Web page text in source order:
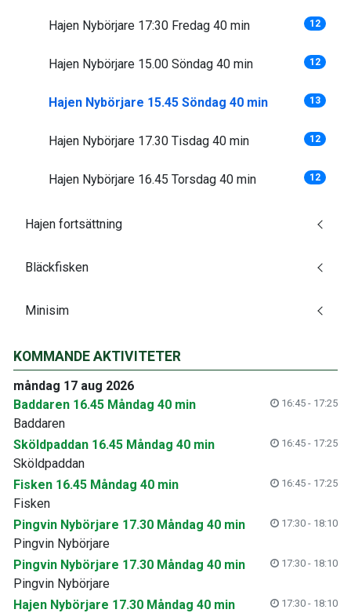
Hajen Nybörjare 17:30 Fredag 40 min 12
Hajen Nybörjare 15.00 Söndag 40 min 12
Hajen Nybörjare 15.45 Söndag 40 min 13
Hajen Nybörjare 17.30 Tisdag 40 min 12
Hajen Nybörjare 16.45 Torsdag 40 min 12
Hajen fortsättning
Bläckfisken
Minisim
KOMMANDE AKTIVITETER
måndag 17 aug 2026
Baddaren 16.45 Måndag 40 min
16:45 - 17:25
Baddaren
Sköldpaddan 16.45 Måndag 40 min
16:45 - 17:25
Sköldpaddan
Fisken 16.45 Måndag 40 min
16:45 - 17:25
Fisken
Pingvin Nybörjare 17.30 Måndag 40 min
17:30 - 18:10
Pingvin Nybörjare
Pingvin Nybörjare 17.30 Måndag 40 min
17:30 - 18:10
Pingvin Nybörjare
Hajen Nybörjare 17.30 Måndag 40 min
17:30 - 18:10